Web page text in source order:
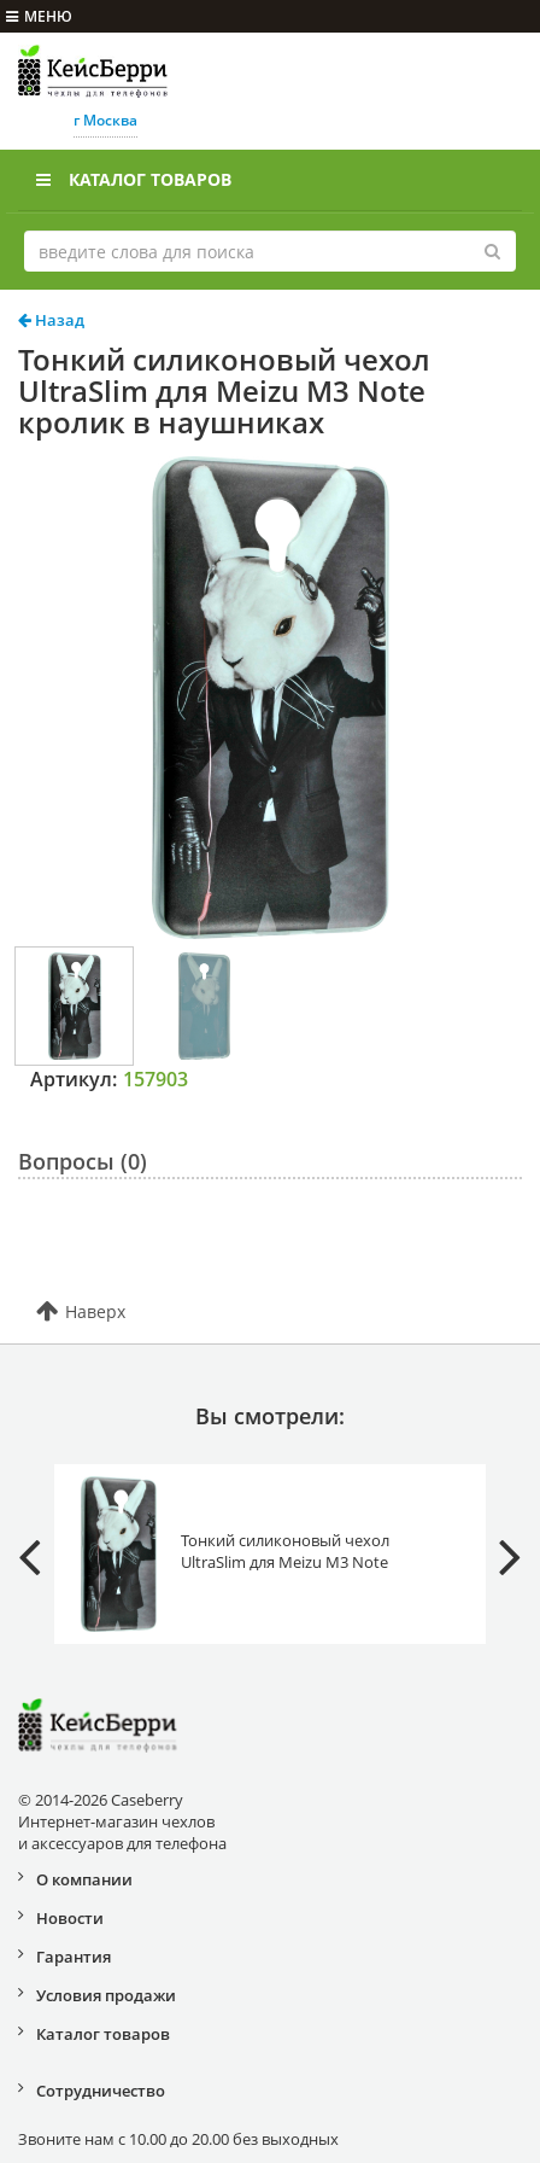
МЕНЮ
г Москва
КАТАЛОГ ТОВАРОВ
Назад
Тонкий силиконовый чехол
UltraSlim для Meizu M3 Note
кролик в наушниках
Артикул: 157903
Вопросы (0)
Наверх
Вы смотрели:
Тонкий силиконовый чехол
UltraSlim для Meizu M3 Note
© 2014-2026 Caseberry
Интернет-магазин чехлов
и аксессуаров для телефона
О компании
Новости
Гарантия
Условия продажи
Каталог товаров
Сотрудничество
Звоните нам с 10.00 до 20.00 без выходных